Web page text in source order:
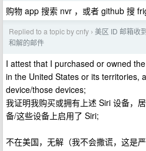
购物 app 搜索 nvr ，或者 github 搜
Replied to a topic by cnfy › 美区 ID 邮箱收
和解的邮件
I attest that I purchased or owned
in the United States or its territories,
device/those devices;
我证明我购买或拥有上述 Siri 设备，
备/这些设备上启用了 Siri;
不在美国，无解（我不会撒谎，这是严